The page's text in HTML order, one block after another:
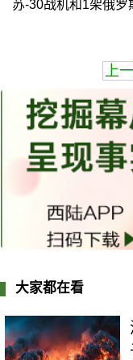
苏-30战机和1架俄罗
上
大家都在看